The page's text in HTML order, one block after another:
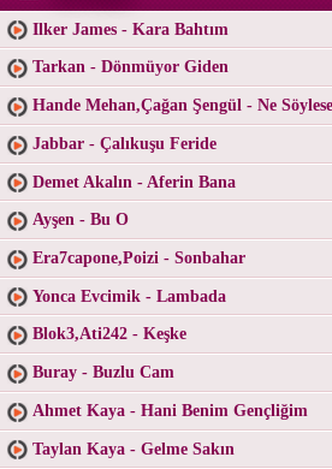
Ilker James - Kara Bahtım
Tarkan - Dönmüyor Giden
Hande Mehan,Çağan Şengül - Ne
Jabbar - Çalıkuşu Feride
Demet Akalın - Aferin Bana
Ayşen - Bu O
Era7capone,Poizi - Sonbahar
Yonca Evcimik - Lambada
Blok3,Ati242 - Keşke
Buray - Buzlu Cam
Ahmet Kaya - Hani Benim Gençliğim
Taylan Kaya - Gelme Sakın